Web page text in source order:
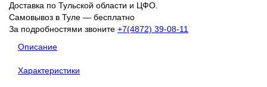
Доставка по Тульской области и ЦФО.
Самовывоз в Туле — бесплатно
За подробностями звоните +7(4872) 39-08-11
Описание
Характеристики